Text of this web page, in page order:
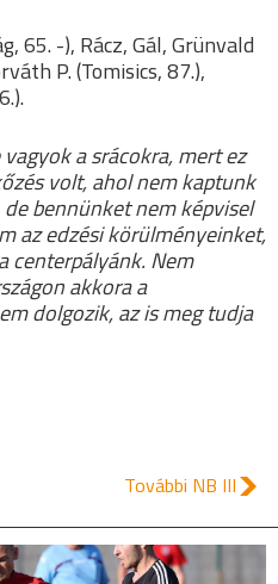
65. -), Rácz, Gál, Grünvald
P. (Tomisics, 87.),
a srácokra, mert ez
volt, ahol nem kaptunk
bennünket nem képvisel
az edzési körülményeinket,
centerpályánk. Nem
akkora a
dolgozik, az is meg tudja
További NB III